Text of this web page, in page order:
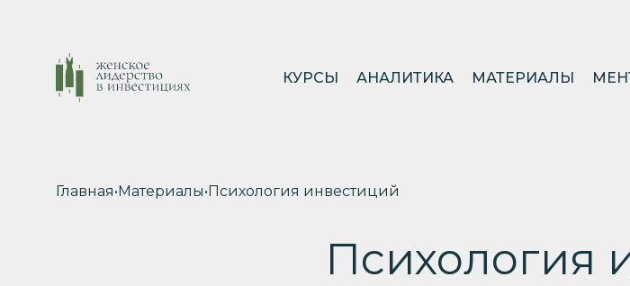
КУРСЫ АНАЛИТИКА МАТЕРИАЛЫ
Главная•Материалы•Психология инвестиций
Психология